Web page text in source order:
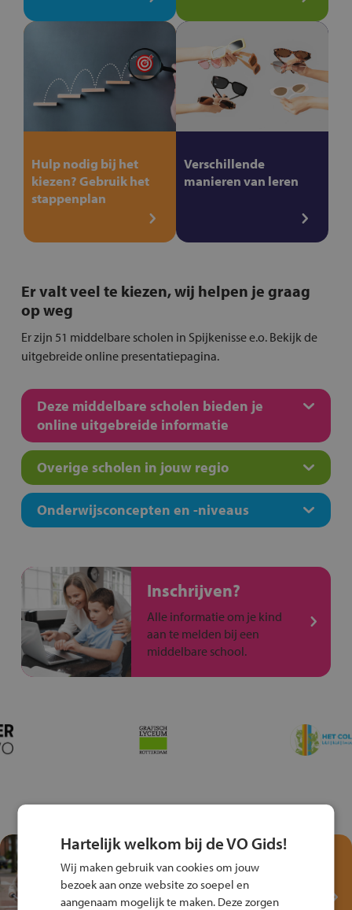
Hulp nodig bij het
kiezen? Gebruik het
stappenplan
Verschillende
manieren van leren
Er valt veel te kiezen, wij helpen je graag
op weg
Er zijn 51 middelbare scholen in Spijkenisse e.o. Bekijk de
uitgebreide online presentatiepagina.
Deze middelbare scholen bieden je
online uitgebreide informatie
Overige scholen in jouw regio
Onderwijsconcepten en -niveaus
Inschrijven?
Alle informatie om je kind
aan te melden bij een
middelbare school.
Test je kennis met het
Fiets Veilig
Verkeersspel!
Hartelijk welkom bij de VO Gids!
Wij maken gebruik van cookies om jouw
bezoek aan onze website zo soepel en
aangenaam mogelijk te maken. Deze zorgen